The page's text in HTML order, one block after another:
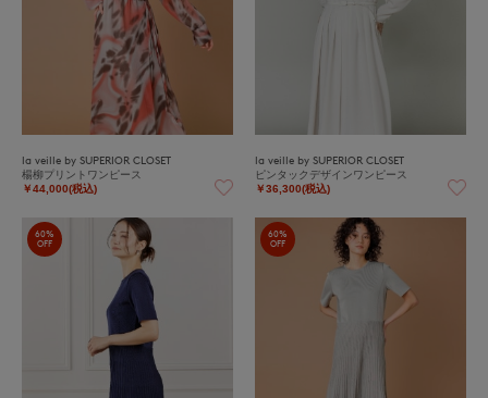
la veille by SUPERIOR CLOSET
楊柳プリントワンピース
￥44,000(税込)
la veille by SUPERIOR CLOSET
ピンタックデザインワンピース
￥36,300(税込)
60%
OFF
60%
OFF